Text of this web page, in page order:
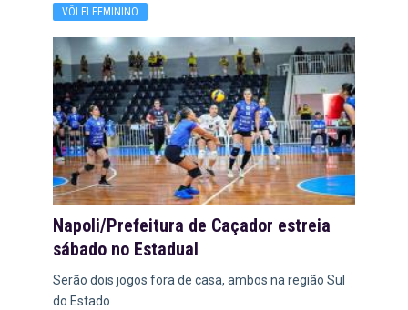
VÔLEI FEMININO
Napoli/Prefeitura de Caçador estreia
sábado no Estadual
Serão dois jogos fora de casa, ambos na região Sul
do Estado